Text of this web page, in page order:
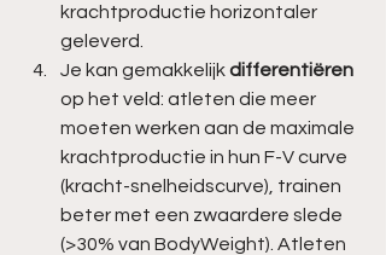
krachtproductie horizontaler
geleverd.
Je kan gemakkelijk differentiëren
op het veld: atleten die meer
moeten werken aan de maximale
krachtproductie in hun F-V curve
(kracht-snelheidscurve), trainen
beter met een zwaardere slede
(>30% van BodyWeight). Atleten